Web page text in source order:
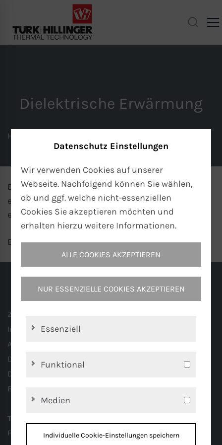
Dielektrische Erwärmung
Home
Dielektrische Erwärmung
Ein elektrisches Wechselfeld erzeugt in dem zu
erwärmenden Gut Wirbelströme, die das Gut
erwärmen.
Beispiel: Mikrowelle
Zertifizierung
Impressum
AGB
Datenschutz
Datenschutz Einstellung
Barrierefreiheit
Türk+Hillinger GmbH
Föhrenstr. 20
Datenschutz Einstellungen
Wir verwenden Cookies auf unserer
Webseite. Nachfolgend können Sie wählen,
ob und ggf. welche nicht-essenziellen
Cookies Sie akzeptieren möchten und
erhalten hierzu weitere Informationen.
ALLE COOKIES AKZEPTIEREN
NUR ESSENZIELLE COOKIES AKZEPTIEREN
Essenziell
Funktional
Medien
Individuelle Cookie-Einstellungen speichern